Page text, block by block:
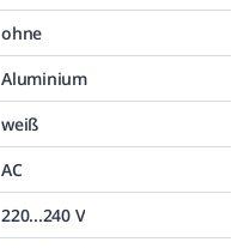
ohne
Aluminium
weiß
AC
220...240 V